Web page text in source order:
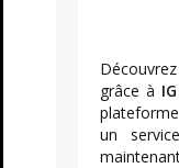
grâce à IG
un